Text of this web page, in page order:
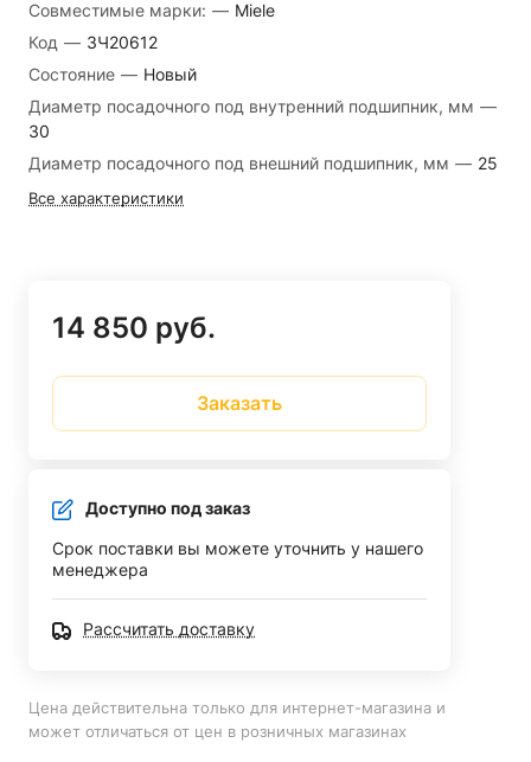
Совместимые марки: — Miele
Код — ЗЧ20612
Состояние — Новый
Диаметр посадочного под внутренний подшипник, мм —
30
Диаметр посадочного под внешний подшипник, мм — 25
Все характеристики
14 850 руб.
Заказать
Доступно под заказ
Срок поставки вы можете уточнить у нашего
менеджера
Рассчитать доставку
Цена действительна только для интернет-магазина и
может отличаться от цен в розничных магазинах